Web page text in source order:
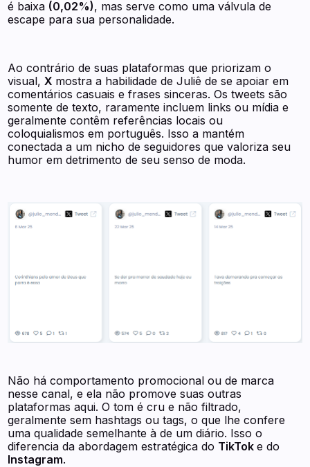
é baixa (0,02%), mas serve como uma válvula de
escape para sua personalidade.
Ao contrário de suas plataformas que priorizam o
visual,X mostra a habilidade de Juliê de se apoiar em
comentários casuais e frases sinceras. Os tweets são
somente de texto, raramente incluem links ou mídia e
geralmente contêm referências locais ou
coloquialismos em português. Isso a mantém
conectada a um nicho de seguidores que valoriza seu
humor em detrimento de seu senso de moda.
Não há comportamento promocional ou de marca
nesse canal, e ela não promove suas outras
plataformas aqui. O tom é cru e não filtrado,
geralmente sem hashtags ou tags, o que lhe confere
uma qualidade semelhante à de um diário. Isso o
diferencia da abordagem estratégica do TikToke do
Instagram.